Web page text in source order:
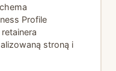
Profile
stroną i